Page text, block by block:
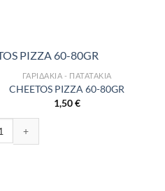
ΓΑΡΙΔΆΚΙΑ - ΠΑΤΑΤΆΚΙΑ
CHEETOS PIZZA 60-80GR
1,50€